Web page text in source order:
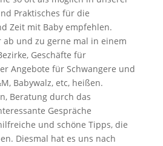
Praktisches für die
Zeit mit Baby empfehlen.
ab und zu gerne mal in einem
Geschäfte für
Angebote für Schwangere und
Babywalz, etc, heißen.
Beratung durch das
Gespräche
und schöne Tipps, die
Diesmal hat es uns nach